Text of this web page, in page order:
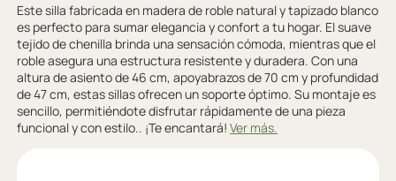
Este silla fabricada en madera de roble natural y tapizado blanco
es perfecto para sumar elegancia y confort a tu hogar. El suave
tejido de chenilla brinda una sensación cómoda, mientras que el
roble asegura una estructura resistente y duradera. Con una
altura de asiento de 46 cm, apoyabrazos de 70 cm y profundidad
de 47 cm, estas sillas ofrecen un soporte óptimo. Su montaje es
sencillo, permitiéndote disfrutar rápidamente de una pieza
funcional y con estilo.. ¡Te encantará!Ver más.